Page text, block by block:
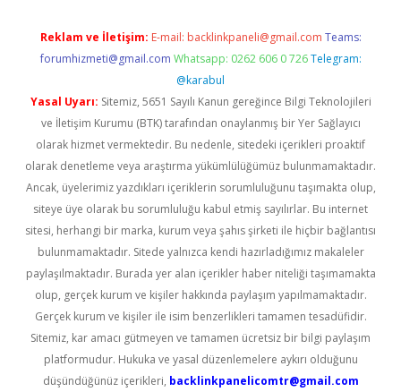
Reklam ve İletişim: E-mail: backlinkpaneli@gmail.com Teams:
forumhizmeti@gmail.com Whatsapp: 0262 606 0 726 Telegram:
@karabul
Yasal Uyarı: Sitemiz, 5651 Sayılı Kanun gereğince Bilgi Teknolojileri
ve İletişim Kurumu (BTK) tarafından onaylanmış bir Yer Sağlayıcı
olarak hizmet vermektedir. Bu nedenle, sitedeki içerikleri proaktif
olarak denetleme veya araştırma yükümlülüğümüz bulunmamaktadır.
Ancak, üyelerimiz yazdıkları içeriklerin sorumluluğunu taşımakta olup,
siteye üye olarak bu sorumluluğu kabul etmiş sayılırlar. Bu internet
sitesi, herhangi bir marka, kurum veya şahıs şirketi ile hiçbir bağlantısı
bulunmamaktadır. Sitede yalnızca kendi hazırladığımız makaleler
paylaşılmaktadır. Burada yer alan içerikler haber niteliği taşımamakta
olup, gerçek kurum ve kişiler hakkında paylaşım yapılmamaktadır.
Gerçek kurum ve kişiler ile isim benzerlikleri tamamen tesadüfidir.
Sitemiz, kar amacı gütmeyen ve tamamen ücretsiz bir bilgi paylaşım
platformudur. Hukuka ve yasal düzenlemelere aykırı olduğunu
düşündüğünüz içerikleri, backlinkpanelicomtr@gmail.com